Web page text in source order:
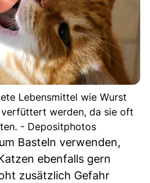
Lebensmittel wie Wurst
werden, da sie oft
- Depositphotos
Basteln verwenden,
ebenfalls gern
zusätzlich Gefahr